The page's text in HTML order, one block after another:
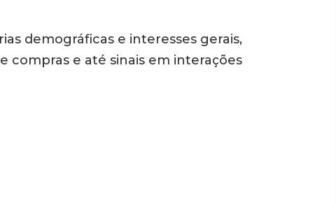
demográficas e interesses gerais,
compras e até sinais em interações